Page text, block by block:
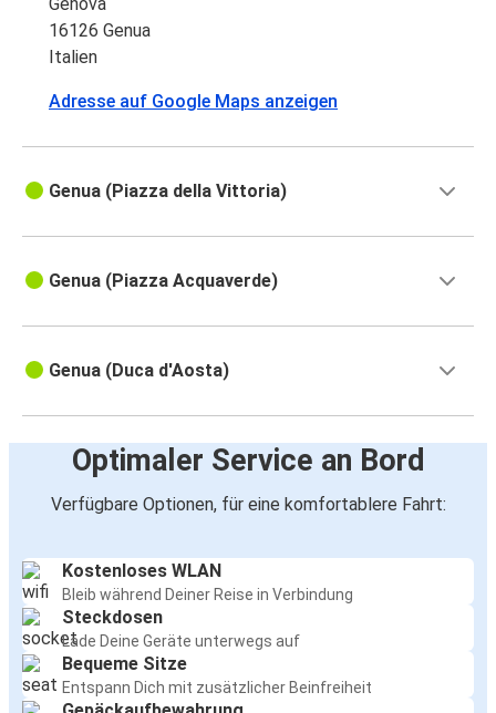
16126 Genua
Italien
Adresse auf Google Maps anzeigen
Genua (Piazza della Vittoria)
Genua (Piazza Acquaverde)
Genua (Duca d'Aosta)
Optimaler Service an Bord
Verfügbare Optionen, für eine komfortablere Fahrt:
Kostenloses WLAN
Bleib während Deiner Reise in Verbindung
Steckdosen
Lade Deine Geräte unterwegs auf
Bequeme Sitze
Entspann Dich mit zusätzlicher Beinfreiheit